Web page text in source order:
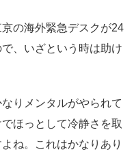
の海外緊急デスクが24
、いざという時は助け
りメンタルがやられて
ほっとして冷静さを取
ね。これはかなりあり